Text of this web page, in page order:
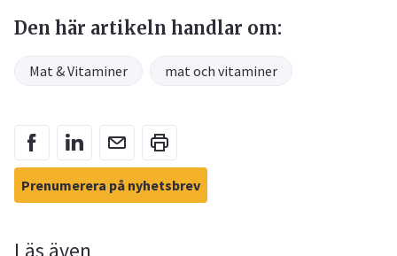
Den här artikeln handlar om:
Mat & Vitaminer mat och vitaminer
Prenumerera på nyhetsbrev
Läs även